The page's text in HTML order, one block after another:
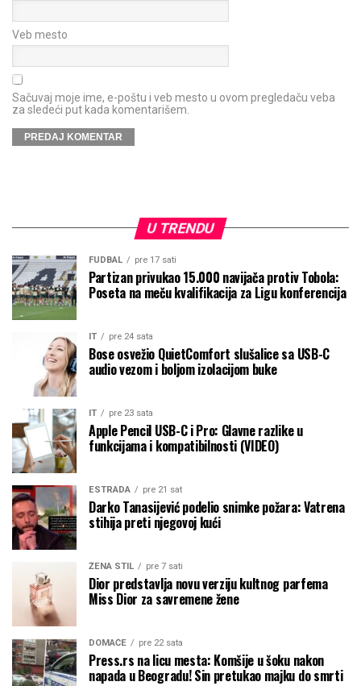
Veb mesto
Sačuvaj moje ime, e-poštu i veb mesto u ovom pregledaču veba
za sledeći put kada komentarišem.
U TRENDU
FUDBAL pre 17 sati
Partizan privukao 15.000 navijača protiv Tobola:
Poseta na meču kvalifikacija za Ligu konferencija
IT pre 24 sata
Bose osvežio QuietComfort slušalice sa USB-C
audio vezom i boljom izolacijom buke
IT pre 23 sata
Apple Pencil USB-C i Pro: Glavne razlike u
funkcijama i kompatibilnosti (VIDEO)
ESTRADA pre 21 sat
Darko Tanasijević podelio snimke požara: Vatrena
stihija preti njegovoj kući
ŽENA STIL pre 7 sati
Dior predstavlja novu verziju kultnog parfema
Miss Dior za savremene žene
DOMAĆE pre 22 sata
Press.rs na licu mesta: Komšije u šoku nakon
napada u Beogradu! Sin pretukao majku do smrti